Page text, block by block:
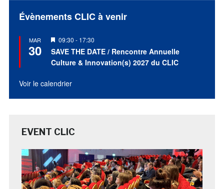
Évènements CLIC à venir
MAR
30
Mis
en
avant
09:30 - 17:30
SAVE THE DATE / Rencontre Annuelle
Culture & Innovation(s) 2027 du CLIC
Voir le calendrier
EVENT CLIC